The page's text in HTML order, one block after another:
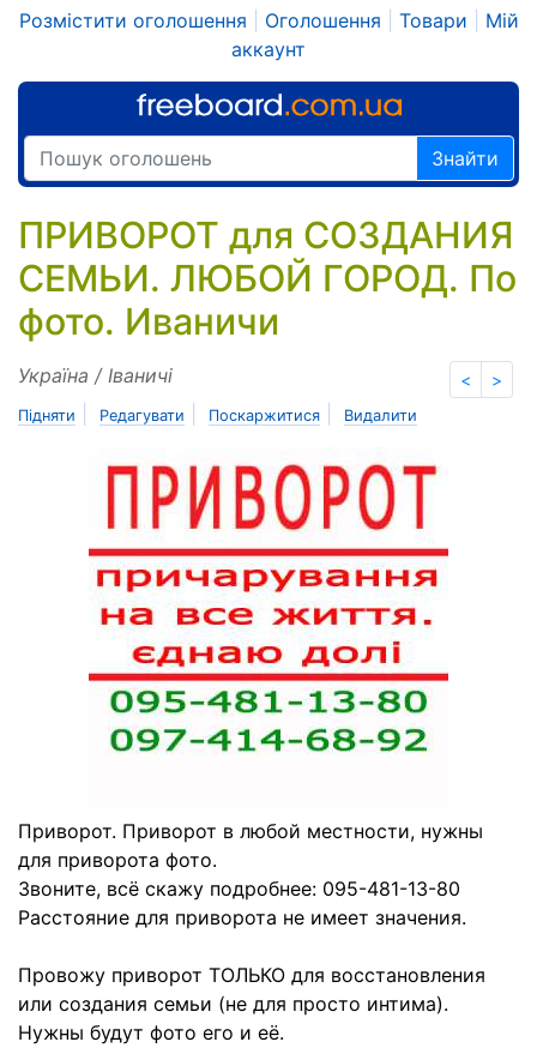
Розмістити оголошення Оголошення Товари
Мій
аккаунт
Знайти
ПРИВОРОТ для СОЗДАНИЯ
СЕМЬИ. ЛЮБОЙ ГОРОД. По
фото. Иваничи
< >
Україна / Іваничі
Підняти Редагувати Поскаржитися Видалити
Приворот. Приворот в любой местности, нужны
для приворота фото.
Звоните, всё скажу подробнее: 095-481-13-80
Расстояние для приворота не имеет значения.
Провожу приворот ТОЛЬКО для восстановления
или создания семьи (не для просто интима).
Нужны будут фото его и её.